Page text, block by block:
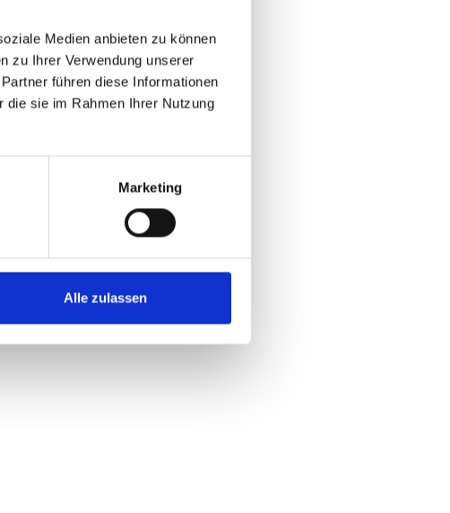
Medien anbieten zu können
zu Ihrer Verwendung unserer
führen diese Informationen
die sie im Rahmen Ihrer Nutzung
Marketing
Alle zulassen